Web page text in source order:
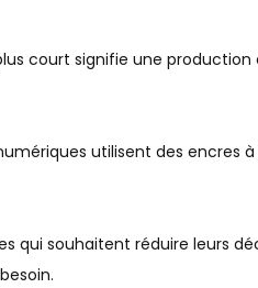
court signifie une production
utilisent des encres à
qui souhaitent réduire leurs